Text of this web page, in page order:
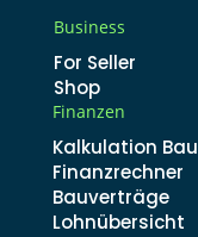
Business
For Seller
Shop
Finanzen
Kalkulation Bau
Finanzrechner
Bauverträge
Lohnübersicht